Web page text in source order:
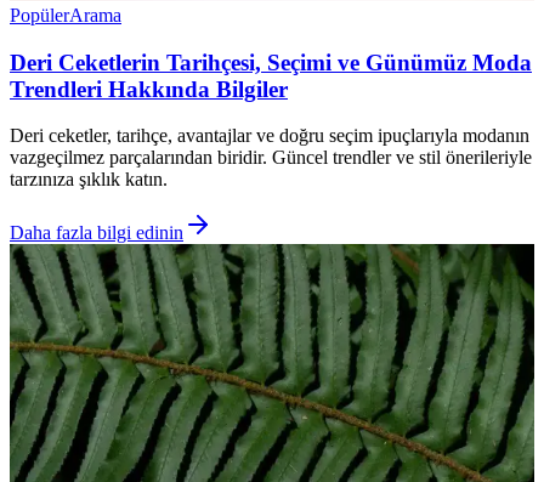
PopülerArama
Deri Ceketlerin Tarihçesi, Seçimi ve Günümüz Moda
Trendleri Hakkında Bilgiler
Deri ceketler, tarihçe, avantajlar ve doğru seçim ipuçlarıyla modanın
vazgeçilmez parçalarından biridir. Güncel trendler ve stil önerileriyle
tarzınıza şıklık katın.
Daha fazla bilgi edinin